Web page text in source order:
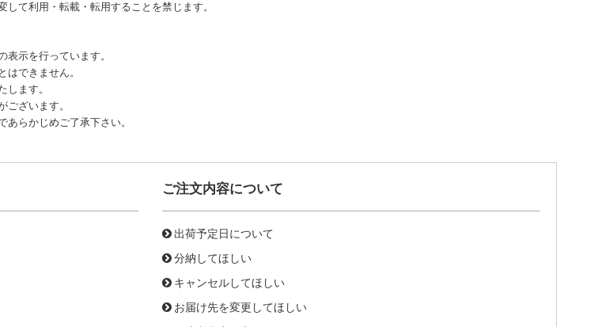
て利用・転載・転用することを禁じます。
示を行っています。
できません。
ます。
ざいます。
らかじめご了承下さい。
ご注文内容について
出荷予定日について
分納してほしい
キャンセルしてほしい
お届け先を変更してほしい